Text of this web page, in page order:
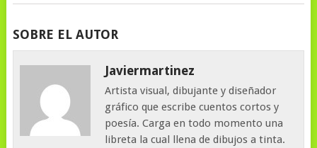
SOBRE EL AUTOR
Javiermartinez
Artista visual, dibujante y diseñador
gráfico que escribe cuentos cortos y
poesía. Carga en todo momento una
libreta la cual llena de dibujos a tinta.